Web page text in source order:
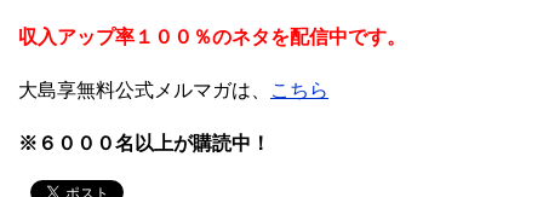
収入アップ率１００％のネタを配信中です。
大島享無料公式メルマガは、 こちら
※６０００名以上が購読中！